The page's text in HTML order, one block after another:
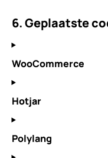
6. Geplaatste
WooCommerce
Hotjar
Polylang